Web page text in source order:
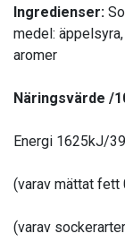
Ingredienser:
medel:
aromer
Näringsvärde /
Energi 1625kJ/
(varav mättat fett
(varav